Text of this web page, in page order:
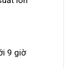
9 giờ